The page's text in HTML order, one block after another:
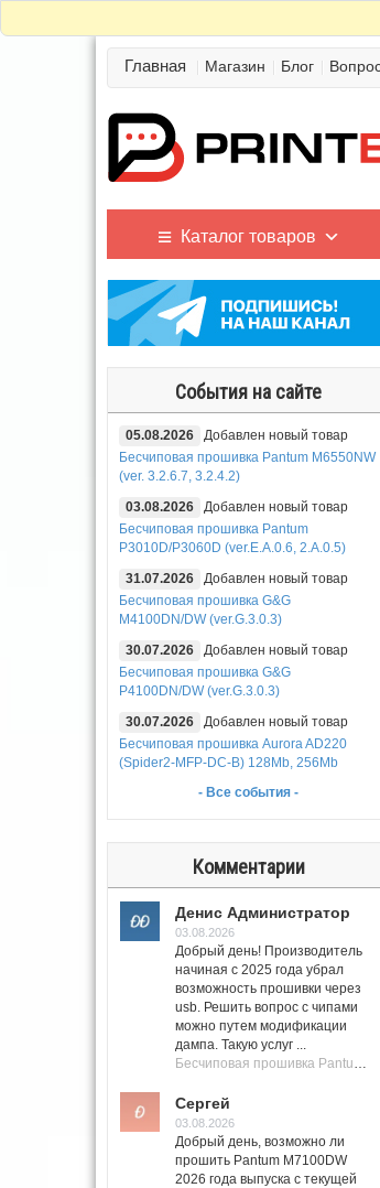
Главная Магазин Блог
Каталог товаров
События на сайте
05.08.2026
Добавлен новый товар
Бесчиповая прошивка Pantum M6550NW
(ver. 3.2.6.7, 3.2.4.2)
03.08.2026
Добавлен новый товар
Бесчиповая прошивка Pantum
P3010D/P3060D (ver.E.A.0.6, 2.A.0.5)
31.07.2026
Добавлен новый товар
Бесчиповая прошивка G&G
M4100DN/DW (ver.G.3.0.3)
30.07.2026
Добавлен новый товар
Бесчиповая прошивка G&G
P4100DN/DW (ver.G.3.0.3)
30.07.2026
Добавлен новый товар
Бесчиповая прошивка Aurora AD220
(Spider2-MFP-DC-B) 128Mb, 256Mb
- Все события -
Комментарии
Денис Администратор
03.08.2026
Добрый день! Производитель
начиная с 2025 года убрал
возможность прошивки через
usb. Решить вопрос с чипами
можно путем модификации
дампа. Такую услуг ...
Бесчиповая прошивка Pantum M7100 Series (M7100, M7108, M7102, M7103, M7105)
Сергей
03.08.2026
Добрый день, возможно ли
прошить Pantum M7100DW
2026 года выпуска с текущей